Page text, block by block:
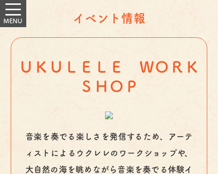
イベント情報
ＵＫＵＬＥＬＥ ＷＯＲＫ
ＳＨＯＰ
音楽を奏でる楽しさを発信するため、アーテ
ィストによるウクレレのワークショップや、
大自然の海を眺めながら音楽を奏でる体験イ